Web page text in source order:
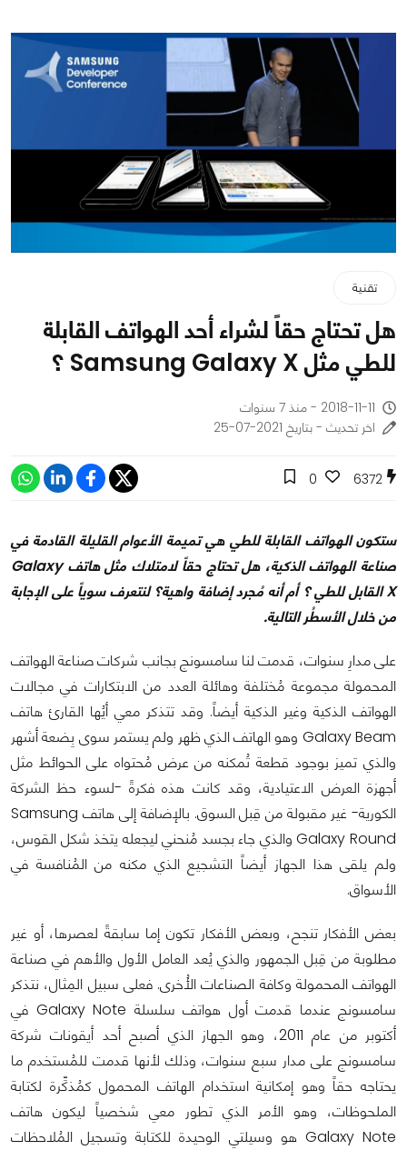
تقنية
هل تحتاج حقاً لشراء أحد الهواتف القابلة
للطي مثل Samsung Galaxy X ؟
2018-11-11 - منذ 7 سنوات
اخر تحديث - بتاريخ 2021-07-25
6372
0
ستكون الهواتف القابلة للطي هي تميمة الأعوام القليلة القادمة في
صناعة الهواتف الذكية، هل تحتاج حقاً لامتلاك مثل هاتفGalaxy
Xالقابل للطي ؟ أم أنه مُجرد إضافة واهية؟ لنتعرف سوياً على الإجابة
من خلال الأسطُر التالية.
على مدارِ سنوات، قدمت لنا سامسونج بجانب شركات صناعة الهواتف
المحمولة مجموعة مُختلفة وهائلة العدد من الابتكارات في مجالات
الهواتف الذكية وغير الذكية أيضاً. وقد تتذكر معي أيُها القارئ هاتف
Galaxy Beam وهو الهاتف الذي ظهر ولم يستمر سوى بِضعة أشهر
والذي تميز بوجود قطعة تُمكنه من عرض مُحتواه على الحوائط مثل
أجهزة العرض الاعتيادية، وقد كانت هذه فكرةً -لسوء حظ الشركة
الكورية- غير مقبولة من قِبل السوق. بالإضافة إلى هاتف Samsung
Galaxy Round والذي جاء بجسد مُنحني ليجعله يتخذ شكل القوس،
ولم يلقى هذا الجهاز أيضاً التشجيع الذي مكنه من المُنافسة في
الأسواق.
بعض الأفكار تنجح، وبعض الأفكار تكون إما سابقةً لعصرها، أو غير
مطلوبة من قِبل الجمهور والذي يُعد العامل الأول والأهم في صناعة
الهواتف المحمولة وكافة الصناعات الأُخرى. فعلى سبيل المِثال، نتذكر
سامسونج عندما قدمت أول هواتف سلسلة Galaxy Note في
أكتوبر من عام 2011، وهو الجهاز الذي أصبح أحد أيقونات شركة
سامسونج على مدار سبع سنوات، وذلك لأنها قدمت للمُستخدم ما
يحتاجه حقاً وهو إمكانية استخدام الهاتف المحمول كمُذكِّرة لكتابة
الملحوظات، وهو الأمر الذي تطور معي شخصياً ليكون هاتف
Galaxy Note هو وسيلتي الوحيدة للكتابة وتسجيل المُلاحظات